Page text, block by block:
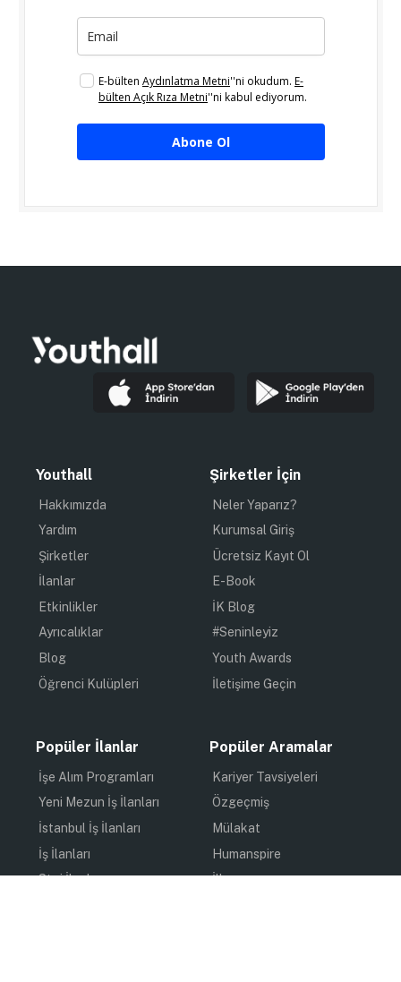
E-bülten Aydınlatma Metni''ni okudum. E-
bülten Açık Rıza Metni''ni kabul ediyorum.
Abone Ol
Youthall
Hakkımızda
Yardım
Şirketler
İlanlar
Etkinlikler
Ayrıcalıklar
Blog
Öğrenci Kulüpleri
Şirketler İçin
Neler Yaparız?
Kurumsal Giriş
Ücretsiz Kayıt Ol
E-Book
İK Blog
#Seninleyiz
Youth Awards
İletişime Geçin
Popüler İlanlar
İşe Alım Programları
Yeni Mezun İş İlanları
İstanbul İş İlanları
İş İlanları
Staj İlanları
Popüler Aramalar
Kariyer Tavsiyeleri
Özgeçmiş
Mülakat
Humanspire
İlham